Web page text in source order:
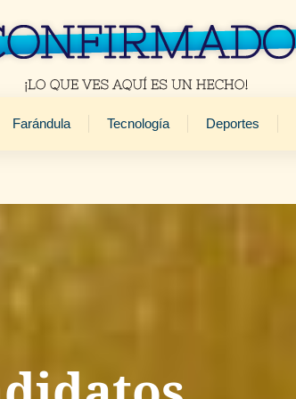
Farándula Tecnología Deportes